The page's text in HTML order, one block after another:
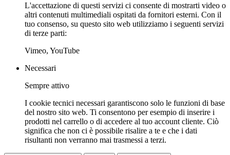
L'accettazione di questi servizi ci consente di mostrarti video o
altri contenuti multimediali ospitati da fornitori esterni. Con il
tuo consenso, su questo sito web utilizziamo i seguenti servizi
di terze parti:
Vimeo, YouTube
Necessari
Sempre attivo
I cookie tecnici necessari garantiscono solo le funzioni di base
del nostro sito web. Ti consentono per esempio di inserire i
prodotti nel carrello o di accedere al tuo account cliente. Ciò
significa che non ci è possibile risalire a te e che i dati
risultanti non verranno mai trasmessi a terzi.